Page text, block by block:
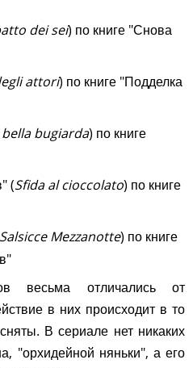
dei sei) по книге "Снова
attori) по книге "Подделка
bella bugiarda) по книге
(Sfida al cioccolato) по книге
Salsicce Mezzanotte) по книге
весьма отличались от
в них происходит в то
В сериале нет никаких
"орхидейной няньки", а его